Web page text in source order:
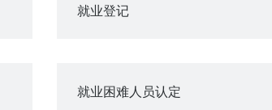
就业登记
就业困难人员认定